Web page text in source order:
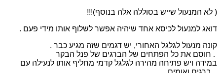
( לא המנעול שייש בסוללה אלה בנוסף)!!!
דואג למנעול לכיסא אחד שיהיה אפשר לשלוף אותו מידי פעם .
קונה מנעול לגלגל האחורי, יש דגמים שזה מגיע כבר .
חוסם את כל הפתחים של הברגים של פנל הבקר .
במידה ויש פתיחה מהירה לגלגל קדמי מחליף אותו לנעילה עם